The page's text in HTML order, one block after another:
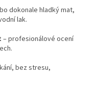
dokonale hladký mat,
lak.
– profesionálové ocení
bez stresu,